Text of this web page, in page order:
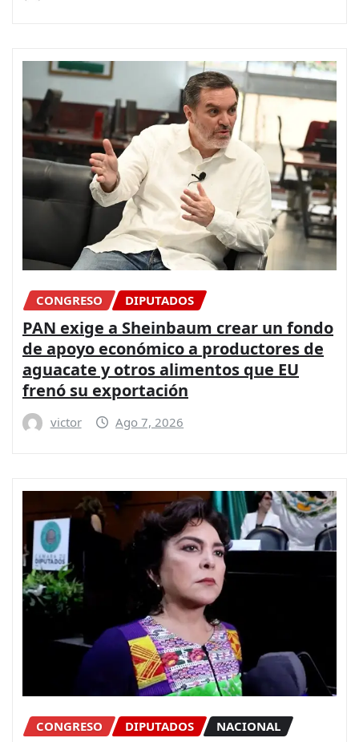
CONGRESO DIPUTADOS
PAN exige a Sheinbaum crear un fondo
de apoyo económico a productores de
aguacate y otros alimentos que EU
frenó su exportación
victor Ago 7, 2026
CONGRESO DIPUTADOS NACIONAL